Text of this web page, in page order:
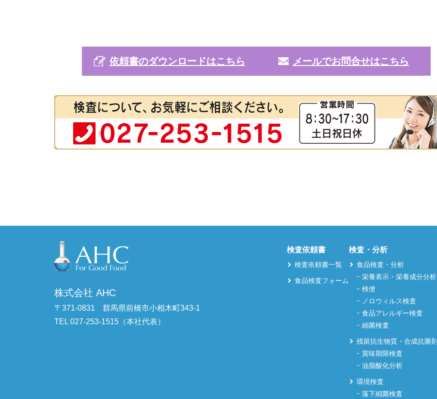
依頼書のダウンロードはこちら メールでお問合せはこちら
検査依頼書
検査依頼書一覧
食品検査フォーム
検査・分析
食品検査・分析
栄養表示・栄養成分分析
検便
ノロウィルス検査
食品アレルギー検査
細菌検査
残留抗生物質・合成抗菌剤
賞味期限検査
油脂酸化分析
環境検査
落下細菌検査
株式会社 AHC
〒371-0831 群馬県前橋市小相木町343-1
TEL 027-253-1515（本社代表）